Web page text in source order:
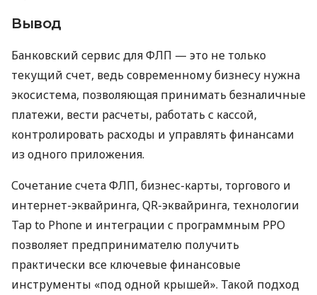
Вывод
Банковский сервис для ФЛП — это не только
текущий счет, ведь современному бизнесу нужна
экосистема, позволяющая принимать безналичные
платежи, вести расчеты, работать с кассой,
контролировать расходы и управлять финансами
из одного приложения.
Сочетание счета ФЛП, бизнес-карты, торгового и
интернет-эквайринга, QR-эквайринга, технологии
Tap to Phone и интеграции с программным РРО
позволяет предпринимателю получить
практически все ключевые финансовые
инструменты «под одной крышей». Такой подход